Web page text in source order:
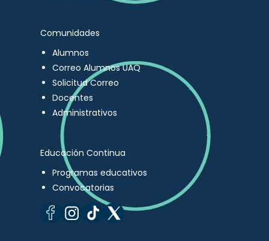
Comunidades
Alumnos
Correo Alumnos UAQ
Solicitud Correo
Docentes
Administrativos
Educación Continua
Programas educativos
Convocatorias